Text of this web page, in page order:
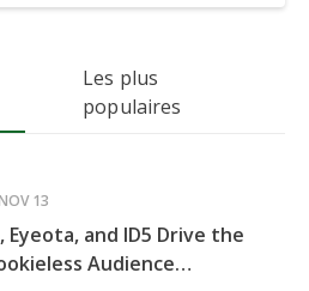
Les plus
populaires
13
Eyeota, and ID5 Drive the
Audience